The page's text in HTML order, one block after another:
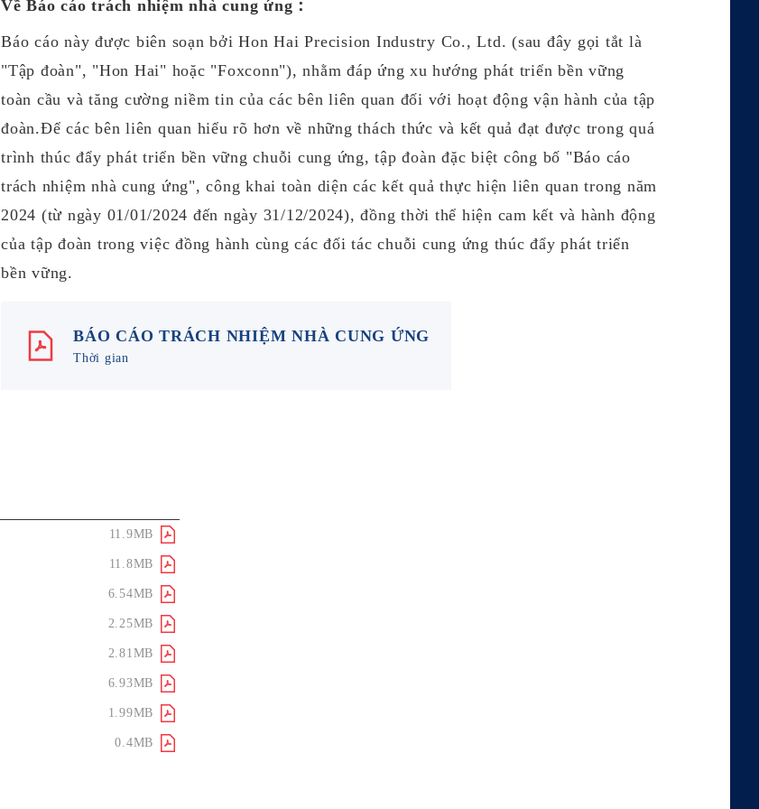
Bảng câu hỏi khảo sát về các vấn đề
quan tâm của các bên liên quan
Về Báo cáo trách nhiệm nhà cung ứng：
Báo cáo này được biên soạn bởi Hon Hai Precision Industry Co., Ltd. (sau đây gọi tắt là
"Tập đoàn", "Hon Hai" hoặc "Foxconn"), nhằm đáp ứng xu hướng phát triển bền vững
toàn cầu và tăng cường niềm tin của các bên liên quan đối với hoạt động vận hành của tập
đoàn.Để các bên liên quan hiểu rõ hơn về những thách thức và kết quả đạt được trong quá
trình thúc đẩy phát triển bền vững chuỗi cung ứng, tập đoàn đặc biệt công bố "Báo cáo
trách nhiệm nhà cung ứng", công khai toàn diện các kết quả thực hiện liên quan trong năm
2024 (từ ngày 01/01/2024 đến ngày 31/12/2024), đồng thời thể hiện cam kết và hành động
của tập đoàn trong việc đồng hành cùng các đối tác chuỗi cung ứng thúc đẩy phát triển
bền vững.
BÁO CÁO TRÁCH NHIỆM NHÀ CUNG ỨNG​
Thời gian
11.9MB
11.8MB
6.54MB
2.25MB
2.81MB
6.93MB
1.99MB
0.4MB